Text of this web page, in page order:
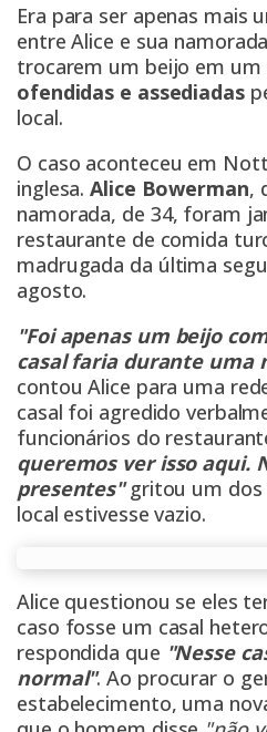
Era para ser apenas mais
entre Alice e sua
trocarem um beijo em
ofendidas e assediadas
local.
O caso aconteceu em
inglesa.Alice Bowerman,
namorada, de 34, foram
restaurante de comida
madrugada da última
agosto.
"Foi apenas um beijo
casal faria durante uma
contou Alice para uma
casal foi agredido
funcionários do
queremos ver isso aqui.
presentes"gritou um
local estivesse vazio.
Alice questionou se eles
caso fosse um casal
respondida que "Nesse
normal". Ao procurar o
estabelecimento, uma